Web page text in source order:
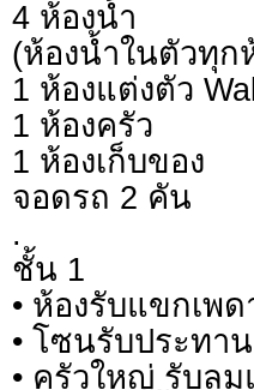
4 ห้องน้ำ
(ห้องน้ำในตัวทุก
1 ห้องแต่งตัว
1 ห้องครัว
1 ห้องเก็บของ
จอดรถ 2 คัน
.
ชั้น 1
• ห้องรับแขกเพ
• โซนรับประทา
• ครัวใหญ่ รับล